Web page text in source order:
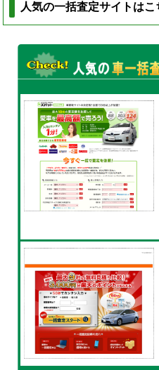
人気の一括査定サイトはこ